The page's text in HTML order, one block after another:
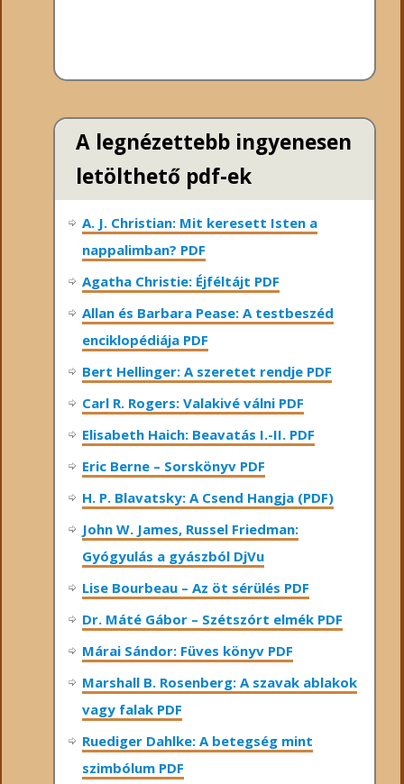
A legnézettebb ingyenesen
letölthető pdf-ek
A. J. Christian: Mit keresett Isten a
nappalimban? PDF
Agatha Christie: Éjféltájt PDF
Allan és Barbara Pease: A testbeszéd
enciklopédiája PDF
Bert Hellinger: A ​szeretet rendje PDF
Carl R. Rogers: Valakivé válni PDF
Elisabeth Haich: Beavatás I.-II. PDF
Eric Berne – Sorskönyv PDF
H. P. Blavatsky: A Csend Hangja (PDF)
John W. James, Russel Friedman:
Gyógyulás a gyászból DjVu
Lise Bourbeau – Az öt sérülés PDF
Dr. Máté Gábor – Szétszórt elmék PDF
Márai Sándor: Füves könyv PDF
Marshall B. Rosenberg: A szavak ablakok
vagy falak PDF
Ruediger Dahlke: A betegség mint
szimbólum PDF